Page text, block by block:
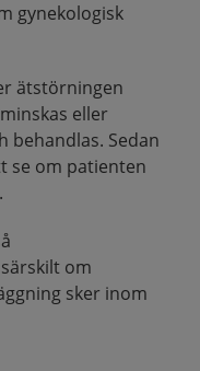
gynekologisk
ätstörningen
eller
behandlas. Sedan
se om patienten
om
sker inom